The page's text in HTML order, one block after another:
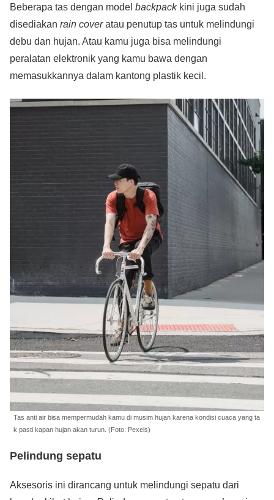
Beberapa tas dengan model backpackkini juga sudah
disediakan rain coveratau penutup tas untuk melindungi
debu dan hujan. Atau kamu juga bisa melindungi
peralatan elektronik yang kamu bawa dengan
memasukkannya dalam kantong plastik kecil.
Tas anti air bisa mempermudah kamu di musim hujan karena kondisi cuaca yang ta
k pasti kapan hujan akan turun. (Foto: Pexels)
Pelindung sepatu
Aksesoris ini dirancang untuk melindungi sepatu dari